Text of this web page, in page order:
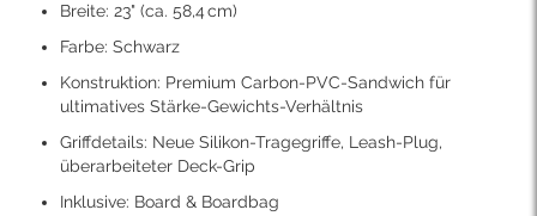
Breite: 23" (ca. 58,4 cm)
Farbe: Schwarz
Konstruktion: Premium Carbon-PVC-Sandwich für
ultimatives Stärke-Gewichts-Verhältnis
Griffdetails: Neue Silikon-Tragegriffe, Leash-Plug,
überarbeiteter Deck-Grip
Inklusive: Board & Boardbag